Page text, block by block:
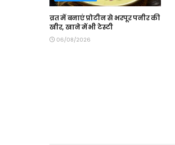
व्रत में बनाएं प्रोटीन से भरपूर पनीर की
खीर, खाने में भी टेस्टी
06/08/2026